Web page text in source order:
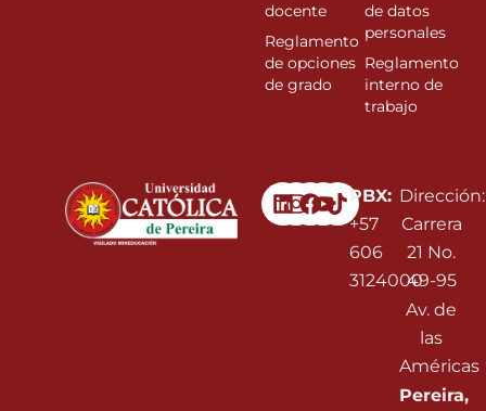
Linkedin
Instagram
Facebook
Youtube
PBX:
+57
606
3124000
Dirección:
Carrera
21 No.
49-95
Av. de
las
Américas
Pereira,
docente
Reglamento
de opciones
de grado
de datos
personales
Reglamento
interno de
trabajo